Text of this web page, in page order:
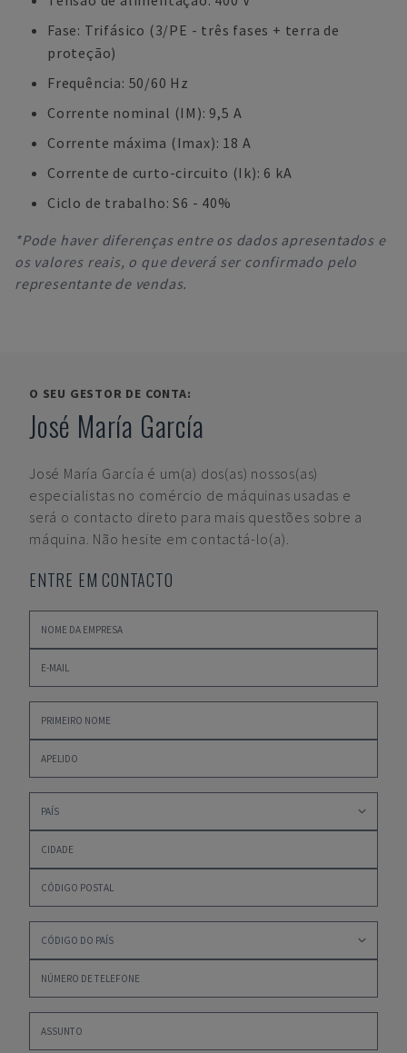
Fase: Trifásico (3/PE - três fases + terra de
proteção)
Frequência: 50/60 Hz
Corrente nominal (IM): 9,5 A
Corrente máxima (Imax): 18 A
Corrente de curto-circuito (Ik): 6 kA
Ciclo de trabalho: S6 - 40%
*Pode haver diferenças entre os dados apresentados e
os valores reais, o que deverá ser confirmado pelo
representante de vendas.
O SEU GESTOR DE CONTA:
José María García
José María García é um(a) dos(as) nossos(as)
especialistas no comércio de máquinas usadas e
será o contacto direto para mais questões sobre a
máquina. Não hesite em contactá-lo(a).
ENTRE EM CONTACTO